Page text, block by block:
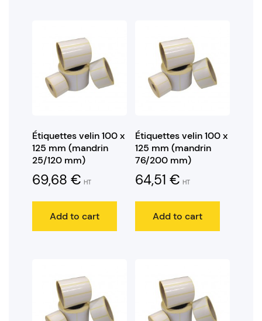
Étiquettes velin 100 x
125 mm (mandrin
25/120 mm)
69,68 € HT
Add to cart
Étiquettes velin 100 x
125 mm (mandrin
76/200 mm)
64,51 € HT
Add to cart